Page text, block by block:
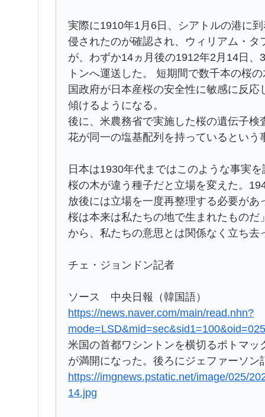
実際に1910年1月6日、シアトルの港に
侵されたのが確認され、ウィリアム・
が、わずか14ヵ月後の1912年2月14日
トンへ運送した。 短期間で数千本の桜
国政府が日本産桜の安全性に敏感に反
傾けるようになる。
後に、米農務省で実施した桜の遺伝子
花が同一の塩基配列を持っているという
日本は1930年代まではこのような事実
桜の木が違う種子だと立場を変えた。
放後には立場を一度再整理する必要が
桜は本来は私たちの地で生まれたもの
から、私たちの意思とは関係なく立ち去
チェ・ジョンドン記者
ソース 中央日報（韓国語）
https://news.naver.com/main/read.nhn?
米国の首都ワシントンを横切るポトマ
が満開になった。後ろにジェファーソ
https://imgnews.pstatic.net/image/025/
14.jpg